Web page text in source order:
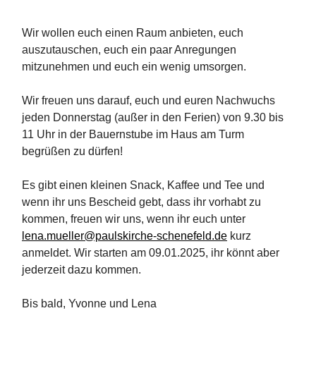
Wir wollen euch einen Raum anbieten, euch
auszutauschen, euch ein paar Anregungen
mitzunehmen und euch ein wenig umsorgen.
Wir freuen uns darauf, euch und euren Nachwuchs
jeden Donnerstag (außer in den Ferien) von 9.30 bis
11 Uhr in der Bauernstube im Haus am Turm
begrüßen zu dürfen!
Es gibt einen kleinen Snack, Kaffee und Tee und
wenn ihr uns Bescheid gebt, dass ihr vorhabt zu
kommen, freuen wir uns, wenn ihr euch unter
lena.mueller@paulskirche-schenefeld.de kurz
anmeldet. Wir starten am 09.01.2025, ihr könnt aber
jederzeit dazu kommen.
Bis bald, Yvonne und Lena